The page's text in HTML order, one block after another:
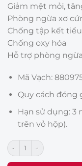
Giảm mệt mỏi,
Phòng ngừa xơ
Chống tập kết
Chống oxy hóa
Hỗ trợ phòng
Mã Vạch:
Quy cách đóng
Hạn sử dụng: 3
trên vỏ hộp).
Hồng Sâm Nhung Hươu